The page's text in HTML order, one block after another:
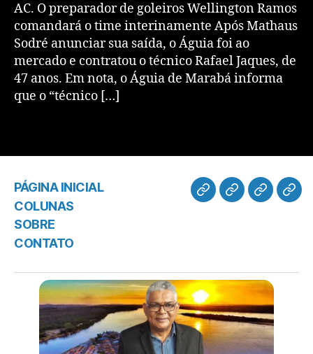
AC. O preparador de goleiros Wellington Ramos
comandará o time interinamente Após Mathaus
Sodré anunciar sua saída, o Águia foi ao
mercado e contratou o técnico Rafael Jaques, de
47 anos. Em nota, o Águia de Marabá informa
que o “técnico […]
PÁGINA INICIAL
COLUNAS
SOBRE
CONTATO